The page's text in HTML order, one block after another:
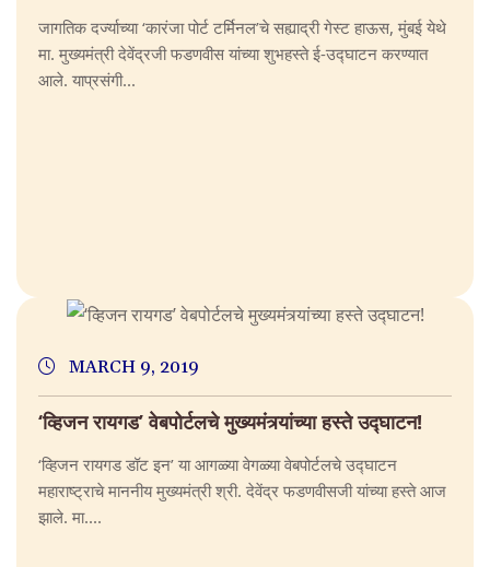
जागतिक दर्ज्याच्या ‘कारंजा पोर्ट टर्मिनल’चे सह्याद्री गेस्ट हाऊस, मुंबई येथे
मा. मुख्यमंत्री देवेंद्रजी फडणवीस यांच्या शुभहस्ते ई-उद्घाटन करण्यात
आले. याप्रसंगी...
MARCH 9, 2019
‘व्हिजन रायगड’ वेबपोर्टलचे मुख्यमंत्र्यांच्या हस्ते उद्घाटन!
‘व्हिजन रायगड डॉट इन’ या आगळ्या वेगळ्या वेबपोर्टलचे उद्घाटन
महाराष्ट्राचे माननीय मुख्यमंत्री श्री. देवेंद्र फडणवीसजी यांच्या हस्ते आज
झाले. मा....